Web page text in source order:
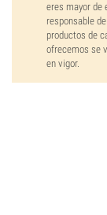
eres mayor de
responsable
productos de
ofrecemos se
en vigor.